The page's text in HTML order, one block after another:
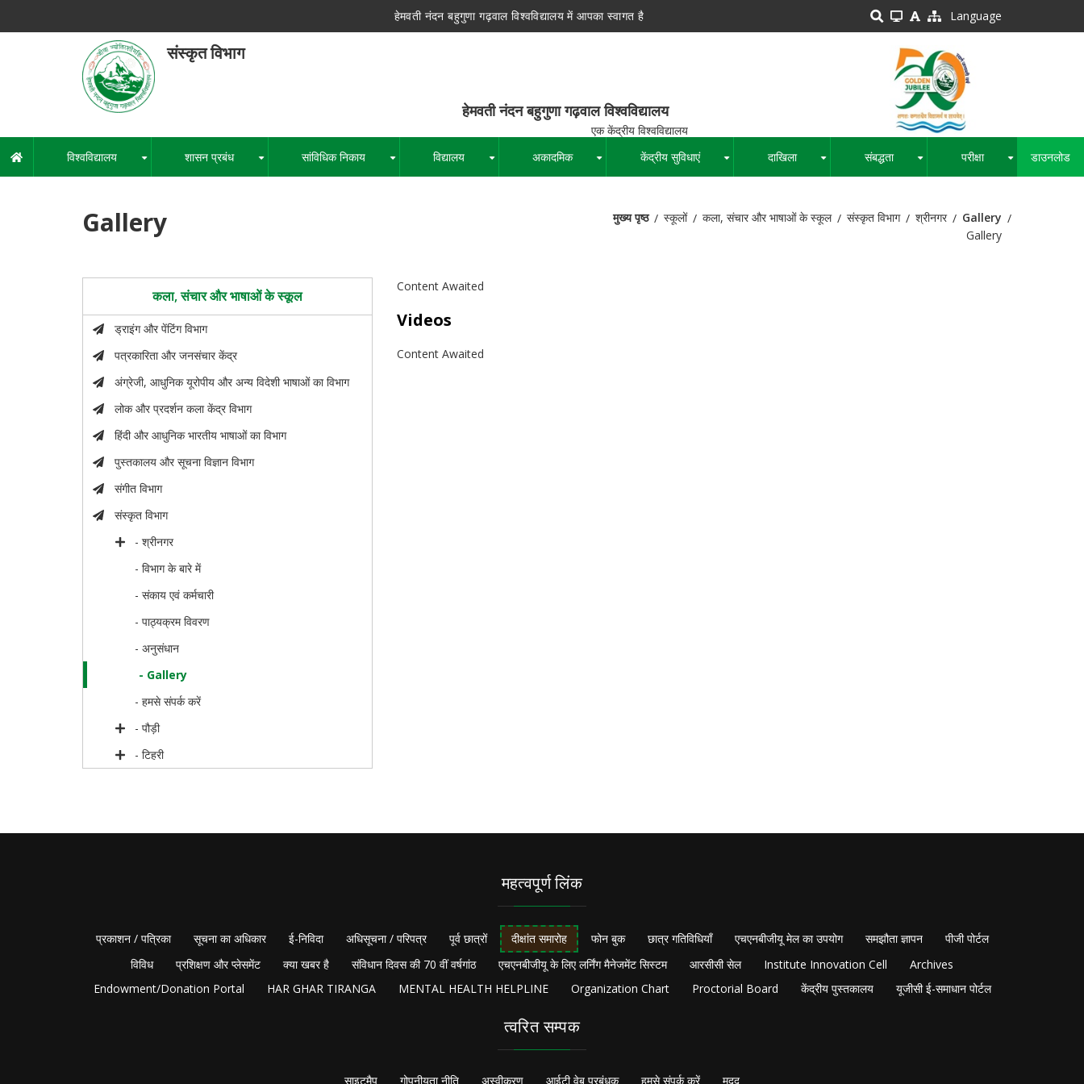
हेमवती नंदन बहुगुणा गढ़वाल विश्वविद्यालय में आपका स्वागत है Language
संस्कृत विभाग
हेमवती नंदन बहुगुणा गढ़वाल विश्वविद्यालय
एक केंद्रीय विश्वविद्यालय
मुख्य
नेविगेशन
विश्वविद्यालय शासन प्रबंध सांविधिक निकाय विद्यालय अकादमिक केंद्रीय सुविधाएं दाखिला संबद्धता परीक्षा डाउनलोड
Gallery मुख्य पृष्ठ स्कूलों कला, संचार और भाषाओं के स्कूल संस्कृत विभाग श्रीनगर
Gallery
Gallery
कला, संचार और भाषाओं के स्कूल
ड्राइंग और पेंटिंग विभाग
पत्रकारिता और जनसंचार केंद्र
अंग्रेजी, आधुनिक यूरोपीय और अन्य विदेशी भाषाओं का विभाग
लोक और प्रदर्शन कला केंद्र विभाग
हिंदी और आधुनिक भारतीय भाषाओं का विभाग
पुस्तकालय और सूचना विज्ञान विभाग
संगीत विभाग
संस्कृत विभाग
- श्रीनगर
- विभाग के बारे में
- संकाय एवं कर्मचारी
- पाठ्यक्रम विवरण
- अनुसंधान
- Gallery
- हमसे संपर्क करें
- पौड़ी
- टिहरी
Content Awaited
Videos
Content Awaited
महत्वपूर्ण लिंक
प्रकाशन / पत्रिका सूचना का अधिकार ई-निविदा अधिसूचना / परिपत्र पूर्व छात्रों दीक्षांत समारोह फोन बुक छात्र गतिविधियाँ एचएनबीजीयू मेल का उपयोग समझौता ज्ञापन
पीजी पोर्टल
विविध
प्रशिक्षण और प्लेसमेंट क्या खबर है संविधान दिवस की 70 वीं वर्षगांठ एचएनबीजीयू के लिए लर्निंग मैनेजमेंट सिस्टम आरसीसी सेल Institute Innovation Cell
Archives
Endowment/Donation Portal
HAR GHAR TIRANGA MENTAL HEALTH HELPLINE Organization Chart Proctorial Board केंद्रीय पुस्तकालय यूजीसी ई-समाधान पोर्टल
त्वरित सम्पक
साइटमैप गोपनीयता नीति अस्वीकरण आईटी वेब प्रबंधक हमसे संपर्क करें मदद